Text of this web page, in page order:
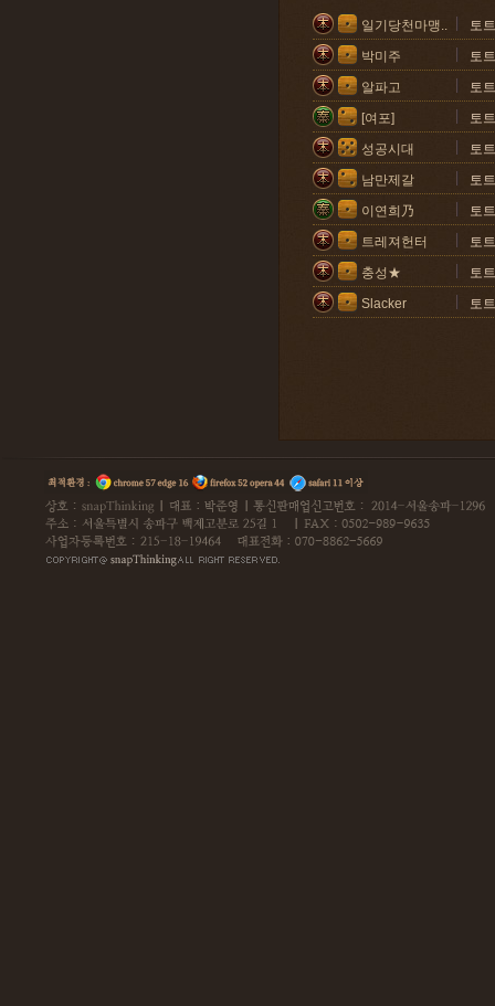
일기당천마맹..
토
박미주
토
알파고
토
[여포]
토
성공시대
토
남만제갈
토
이연희乃
토
트레져헌터
토
충성★
토
Slacker
토